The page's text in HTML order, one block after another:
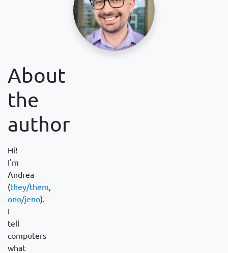
About
the
author
Hi!
I'm
Andrea
(they/them,
ono/jeno).
I
tell
computers
what